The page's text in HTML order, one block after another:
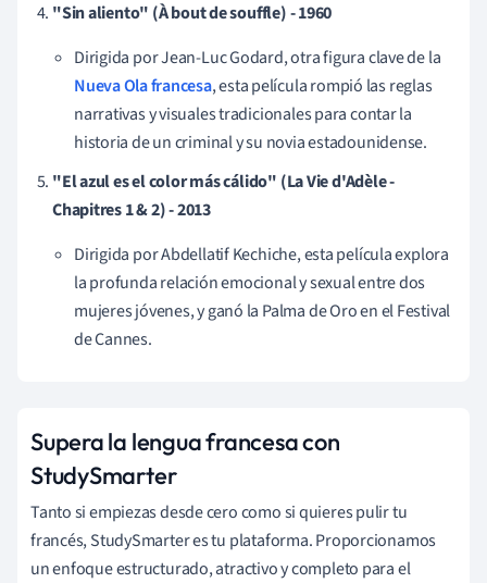
"Sin aliento" (À bout de souffle) - 1960
Dirigida por Jean-Luc Godard, otra figura clave de la
Nueva Ola francesa, esta película rompió las reglas
narrativas y visuales tradicionales para contar la
historia de un criminal y su novia estadounidense.
"El azul es el color más cálido" (La Vie d'Adèle -
Chapitres 1 & 2) - 2013
Dirigida por Abdellatif Kechiche, esta película explora
la profunda relación emocional y sexual entre dos
mujeres jóvenes, y ganó la Palma de Oro en el Festival
de Cannes.
Supera la lengua francesa con
StudySmarter
Tanto si empiezas desde cero como si quieres pulir tu
francés, StudySmarter es tu plataforma. Proporcionamos
un enfoque estructurado, atractivo y completo para el